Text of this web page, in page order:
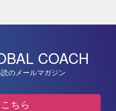
COACH
のメールマガジン
ちら